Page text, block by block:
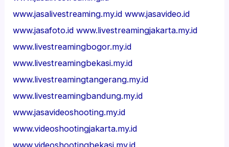
www.jasalivestreaming.my.id www.jasavideo.id
www.jasafoto.id www.livestreamingjakarta.my.id
www.livestreamingbogor.my.id
www.livestreamingbekasi.my.id
www.livestreamingtangerang.my.id
www.livestreamingbandung.my.id
www.jasavideoshooting.my.id
www.videoshootingjakarta.my.id